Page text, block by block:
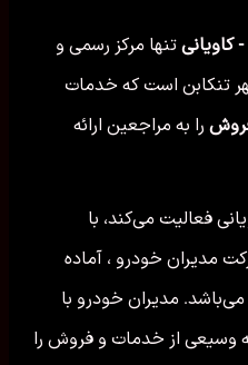
تنها مرکز رسمی و
تنكابن است که خدمات
را به مراجعین ارائه
فعالیت می‌کند، با
مدیران خودرو ، آماده
مدیران خودرو با
شبکه وسیعی از خدمات و فروش را